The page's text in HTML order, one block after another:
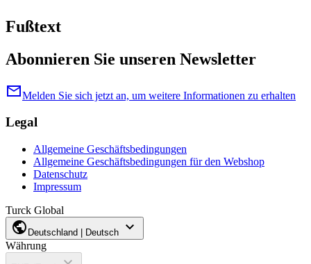
Fußtext
Abonnieren Sie unseren Newsletter
mailMelden Sie sich jetzt an, um weitere Informationen zu erhalten
Legal
Allgemeine Geschäftsbedingungen
Allgemeine Geschäftsbedingungen für den Webshop
Datenschutz
Impressum
Turck Global
public Deutschland | Deutsch expand_more
Währung